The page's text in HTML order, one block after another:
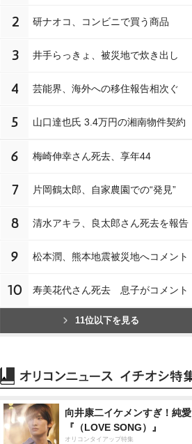
2 研ナオコ、コンビニで買う商品
3 井手らっきょ、被災地で炊き出し
4 芸能界、海外への移住報告相次ぐ
5 山口達也氏 3.4万円の湘南物件契約
6 梅崎伸幸さん死去、享年44
7 片岡鶴太郎、自家農園での“発見”
8 清水アキラ、良太郎さん死去を報告
9 松本潤、熊本地震被災地へコメント
10 寿美花代さん死去 息子がコメント
11位以下を見る
向井康二イケメンすぎ！純愛
『（LOVE SONG）』
オリコンタイアップ特集